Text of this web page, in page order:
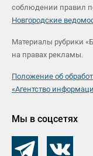
соблюдении правил
Новгородские
Материалы рубрики
на правах рекламы.
Положение об
«Агентство
Мы в соцсетях